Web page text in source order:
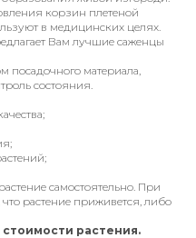
корзин плетеной
в медицинских целях.
Вам лучшие саженцы
посадочного материала,
состояния.
самостоятельно. При
растение приживется, либо
стоимости растения.